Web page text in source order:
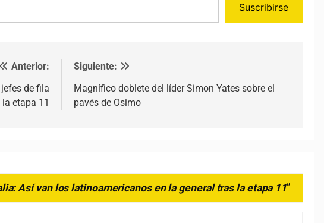
Suscribirse
Anterior:
de fila
etapa 11
Siguiente:
Magnífico doblete del líder Simon Yates sobre el
pavés de Osimo
Así van los latinoamericanos en la general tras la etapa 11”